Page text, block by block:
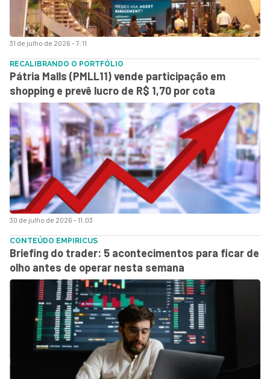
31 de julho de 2026 - 7:11
30 de julho de 2026 - 11:03
RECALIBRANDO O PORTFÓLIO
Pátria Malls (PMLL11) vende participação em
shopping e prevê lucro de R$ 1,70 por cota
CONTEÚDO EMPIRICUS
Briefing do trader: 5 acontecimentos para ficar de
olho antes de operar nesta semana